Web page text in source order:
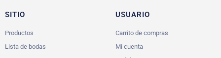
SITIO
Productos
Lista de bodas
USUARIO
Carrito de compras
Mi cuenta